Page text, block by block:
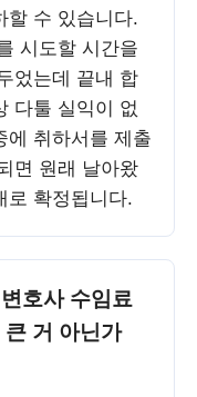
할 수 있습니다.
시도할 시간을
었는데 끝내 합
다툴 실익이 없
에 취하서를 제출
면 원래 날아왔
로 확정됩니다.
호사 수임료
거 아닌가